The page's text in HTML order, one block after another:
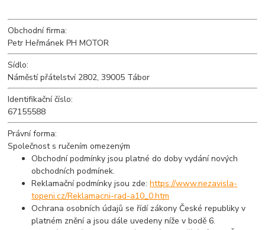
Obchodní firma:
Petr Heřmánek PH MOTOR
Sídlo:
Náměstí přátelství 2802, 39005 Tábor
Identifikační číslo:
67155588
Právní forma:
Společnost s ručením omezeným
Obchodní podmínky jsou platné do doby vydání nových
obchodních podmínek.
Reklamační podmínky jsou zde:https://www.nezavisla-
topeni.cz/Reklamacni-rad-a10_0.htm
Ochrana osobních údajů se řídí zákony České republiky v
platném znění a jsou dále uvedeny níže v bodě 6.